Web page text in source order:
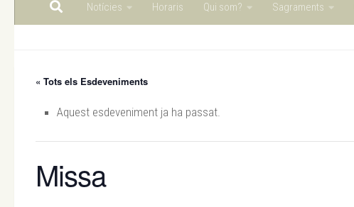
Notícies Horaris Qui som? Sagraments
« Tots els Esdeveniments
Aquest esdeveniment ja ha passat.
Missa